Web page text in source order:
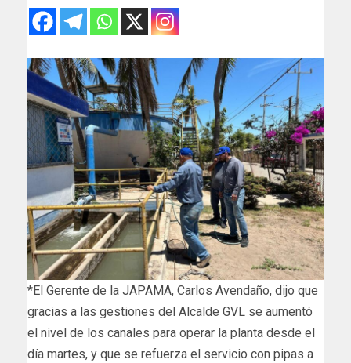
*El Gerente de la JAPAMA, Carlos Avendaño, dijo que
gracias a las gestiones del Alcalde GVL se aumentó
el nivel de los canales para operar la planta desde el
día martes, y que se refuerza el servicio con pipas a